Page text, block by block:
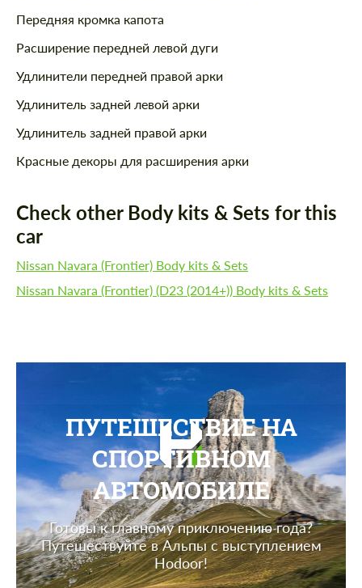
Передняя кромка капота
Расширение передней левой дуги
Удлинители передней правой арки
Удлинитель задней левой арки
Удлинитель задней правой арки
Красные декоры для расширения арки
Check other Body kits & Sets for this
car
Nissan Navara (Frontier) Body kits & Sets
Nissan Navara (Frontier) (D23 (2014+)) Body kits & Sets
ПУТЕШЕСТВИЕ НА
СПОРТИВНОМ
АВТОМОБИЛЕ
Готовы к главному приключению года?
Путешествуйте в Альпы с выступлением
Hodoor!